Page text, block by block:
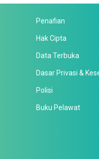
Penafian
Hak Cipta
Data Terbuka
Dasar Privasi &
Polisi
Buku Pelawat